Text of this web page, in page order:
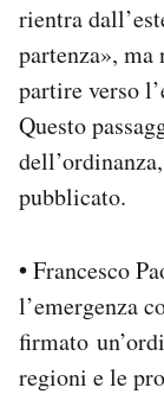
rientra
partenza»,
partire verso
Questo
pubblicato.
•Francesco
l’emergenza
firmato
regioni e le